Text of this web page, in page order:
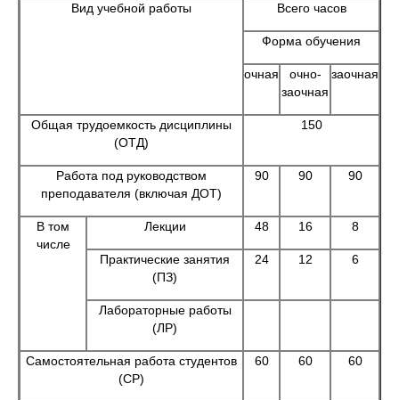
Вид учебной работы Всего часов
Форма обучения
очная
очно-
заочная
заочная
Общая трудоемкость дисциплины
(ОТД)
150
Работа под руководством
преподавателя (включая ДОТ)
90 90 90
В том
числе
Лекции 48 16 8
Практические занятия
(ПЗ)
24 12 6
Лабораторные работы
(ЛР)
Самостоятельная работа студентов
(СР)
60 60 60